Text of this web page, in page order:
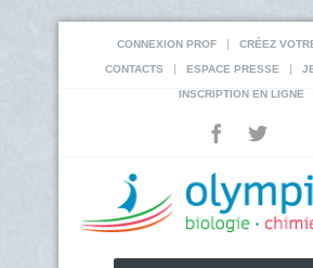
CONNEXION PROF | CRÉEZ
CONTACTS | ESPACE PRESSE |
INSCRIPTION EN LIGNE